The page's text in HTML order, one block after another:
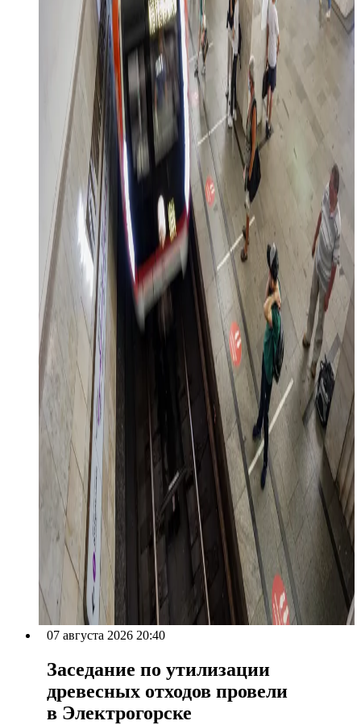
07 августа 2026 20:40
Заседание по утилизации
древесных отходов провели
в Электрогорске